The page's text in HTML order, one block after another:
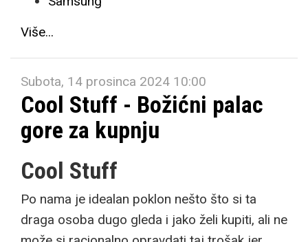
Više...
Subota, 14 prosinca 2024 10:00
Cool Stuff - Božićni palac
gore za kupnju
Cool Stuff
Po nama je idealan poklon nešto što si ta
draga osoba dugo gleda i jako želi kupiti, ali ne